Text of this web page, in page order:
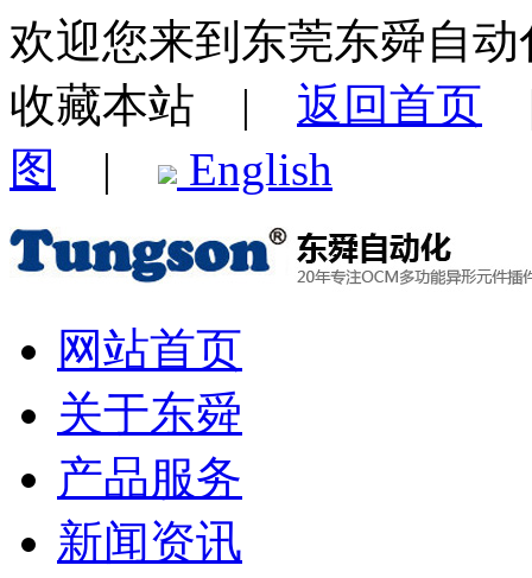
欢迎您来到东莞东舜自
收藏本站 | 返回首页
图
| English
网站首页
关于东舜
产品服务
新闻资讯